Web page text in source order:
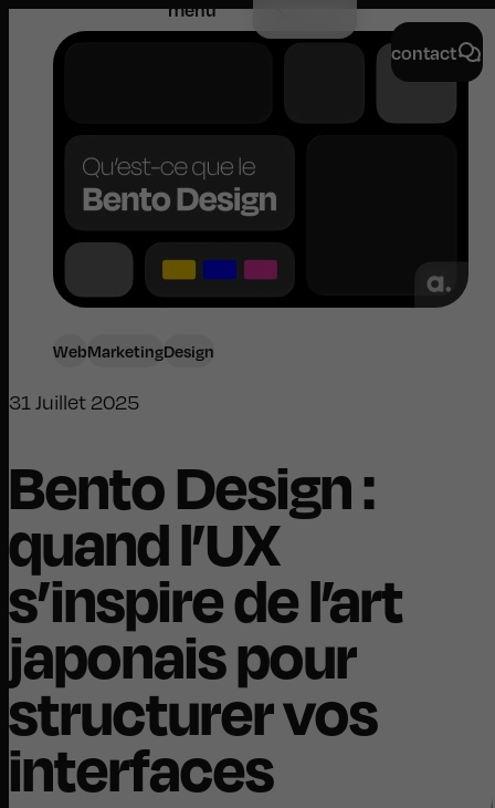
menu
contact
WebMarketingDesign
31 Juillet 2025
Bento Design :
quand l’UX
s’inspire de l’art
japonais pour
structurer vos
interfaces